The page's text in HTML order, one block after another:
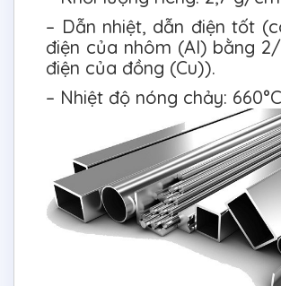
– Dẫn nhiệt, dẫn điện tốt
điện của nhôm (Al) bằng
điện của đồng (Cu)).
– Nhiệt độ nóng chảy: